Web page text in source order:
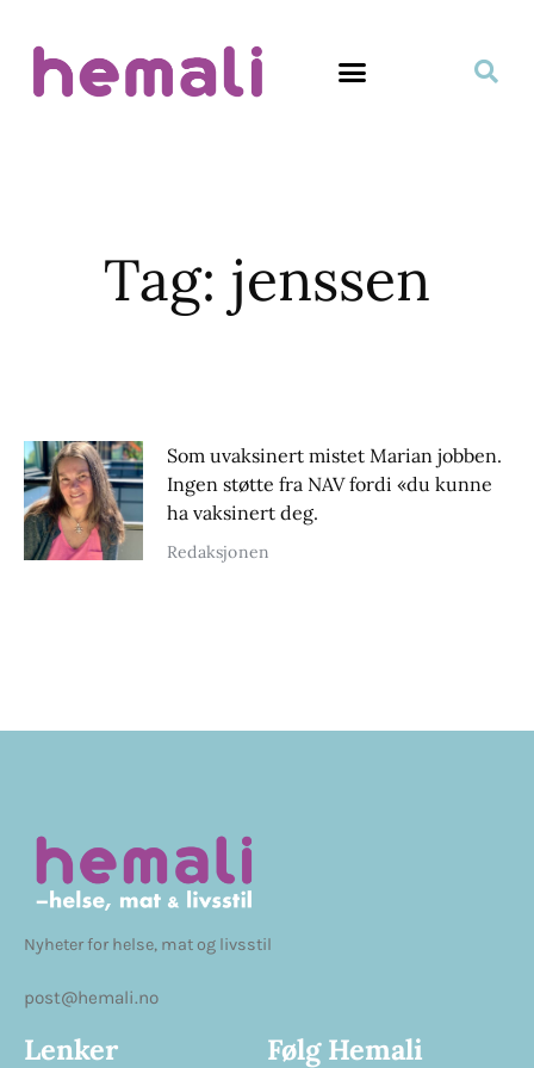
Tag: jenssen
Som uvaksinert mistet Marian jobben.
Ingen støtte fra NAV fordi «du kunne
ha vaksinert deg.
Redaksjonen
Nyheter for helse, mat og livsstil
post@hemali.no
Lenker Følg Hemali